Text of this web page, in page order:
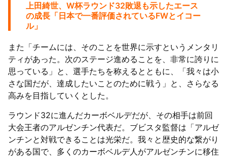
上田綺世、W杯ラウンド32敗退も示したエース
の成長「日本で一番評価されているFWとイコー
ル」
また「チームには、そのことを世界に示すというメンタリ
ティがあった。次のステージ進めることを、非常に誇りに
思っている」と、選手たちを称えるとともに、「我々は小
さな国だが、達成したいことのために戦う」と、さらなる
高みを目指していくとした。
ラウンド32に進んだカーボベルデだが、その相手は前回
大会王者のアルゼンチン代表だ。ブビスタ監督は「アルゼ
ンチンと対戦できることは光栄だ。我々と歴史的な繋がり
がある国で、多くのカーボベルデ人がアルゼンチンに移住